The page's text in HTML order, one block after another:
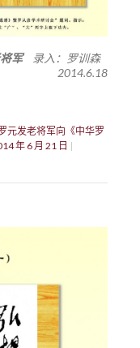
军录入：罗训森
2014.6.18
元发老将军向《中华罗
年 6 月 21 日